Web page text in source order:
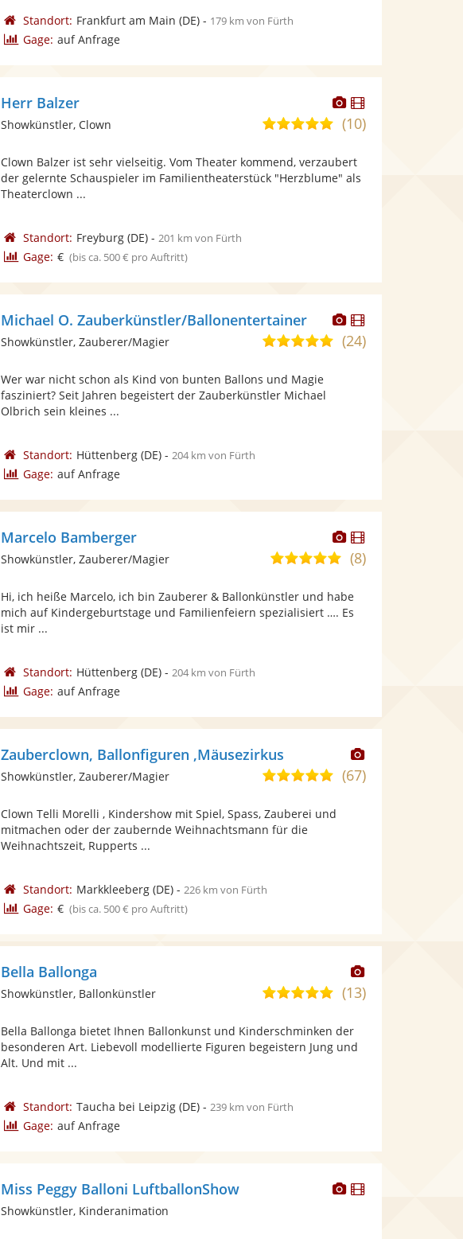
Standort: Frankfurt am Main (DE)- 179 km von Fürth
Gage: auf Anfrage
Dieser
Künstler
stellt
bereit.
Dieser
Künstler
Herr Balzer
5,0
5
Sternen
(10)
Showkünstler, Clown
Clown Balzer ist sehr vielseitig. Vom Theater kommend, verzaubert
der gelernte Schauspieler im Familientheaterstück "Herzblume" als
Theaterclown ...
Standort: Freyburg(DE)- 201 km von Fürth
Gage: € (bis ca. 500 € pro Auftritt)
Dieser
Künstler
stellt
Dieser
Künstler
Michael O. Zauberkünstler/Ballonentertainer
4,9(24)
Showkünstler, Zauberer/Magier
Wer war nicht schon als Kind von bunten Ballons und Magie
fasziniert? Seit Jahren begeistert der Zauberkünstler Michael
Olbrich sein kleines ...
Standort: Hüttenberg(DE)- 204 km von Fürth
Gage: auf Anfrage
Dieser
Künstler
stellt
bereit.
Dieser
Künstler
Marcelo Bamberger
5,0
5
Sternen
(8)
Showkünstler, Zauberer/Magier
Hi, ich heiße Marcelo, ich bin Zauberer & Ballonkünstler und habe
mich auf Kindergeburtstage und Familienfeiern spezialisiert …. Es
ist mir ...
Standort: Hüttenberg(DE)- 204 km von Fürth
Gage: auf Anfrage
Dieser
Künstler
Zauberclown, Ballonfiguren ,Mäusezirkus
4,8
5
(67)
Showkünstler, Zauberer/Magier
Clown Telli Morelli , Kindershow mit Spiel, Spass, Zauberei und
mitmachen oder der zaubernde Weihnachtsmann für die
Weihnachtszeit, Rupperts ...
Standort: Markkleeberg(DE)- 226 km von Fürth
Gage: € (bis ca. 500 € pro Auftritt)
Dieser
Künstler
Bella Ballonga
4,9
5
Sternen
(13)
Showkünstler, Ballonkünstler
Bella Ballonga bietet Ihnen Ballonkunst und Kinderschminken der
besonderen Art. Liebevoll modellierte Figuren begeistern Jung und
Alt. Und mit ...
Standort: Taucha bei Leipzig(DE)- 239 km von Fürth
Gage: auf Anfrage
DieserDieser
Miss Peggy Balloni LuftballonShow
Showkünstler, Kinderanimation